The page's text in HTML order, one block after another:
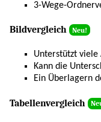
3-Wege-
Bildvergleich Neu!
Unterstützt
Kann die
Ein Überlagern
Tabellenvergleich